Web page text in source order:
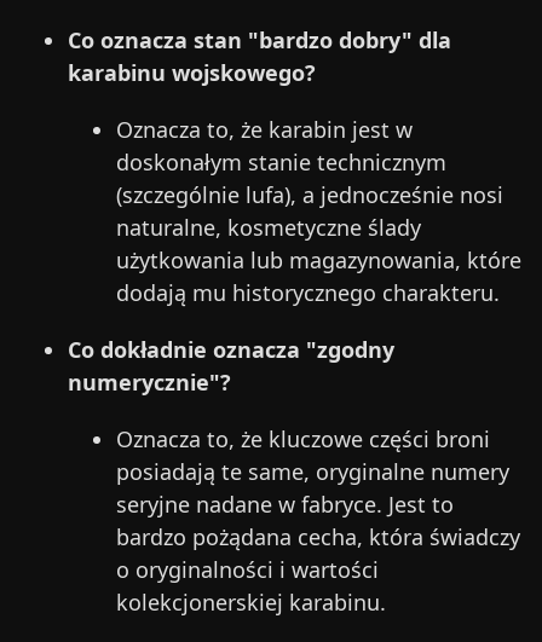
Co oznacza stan "bardzo dobry" dla
karabinu wojskowego?
Oznacza to, że karabin jest w
doskonałym stanie technicznym
(szczególnie lufa), a jednocześnie nosi
naturalne, kosmetyczne ślady
użytkowania lub magazynowania, które
dodają mu historycznego charakteru.
Co dokładnie oznacza "zgodny
numerycznie"?
Oznacza to, że kluczowe części broni
posiadają te same, oryginalne numery
seryjne nadane w fabryce. Jest to
bardzo pożądana cecha, która świadczy
o oryginalności i wartości
kolekcjonerskiej karabinu.